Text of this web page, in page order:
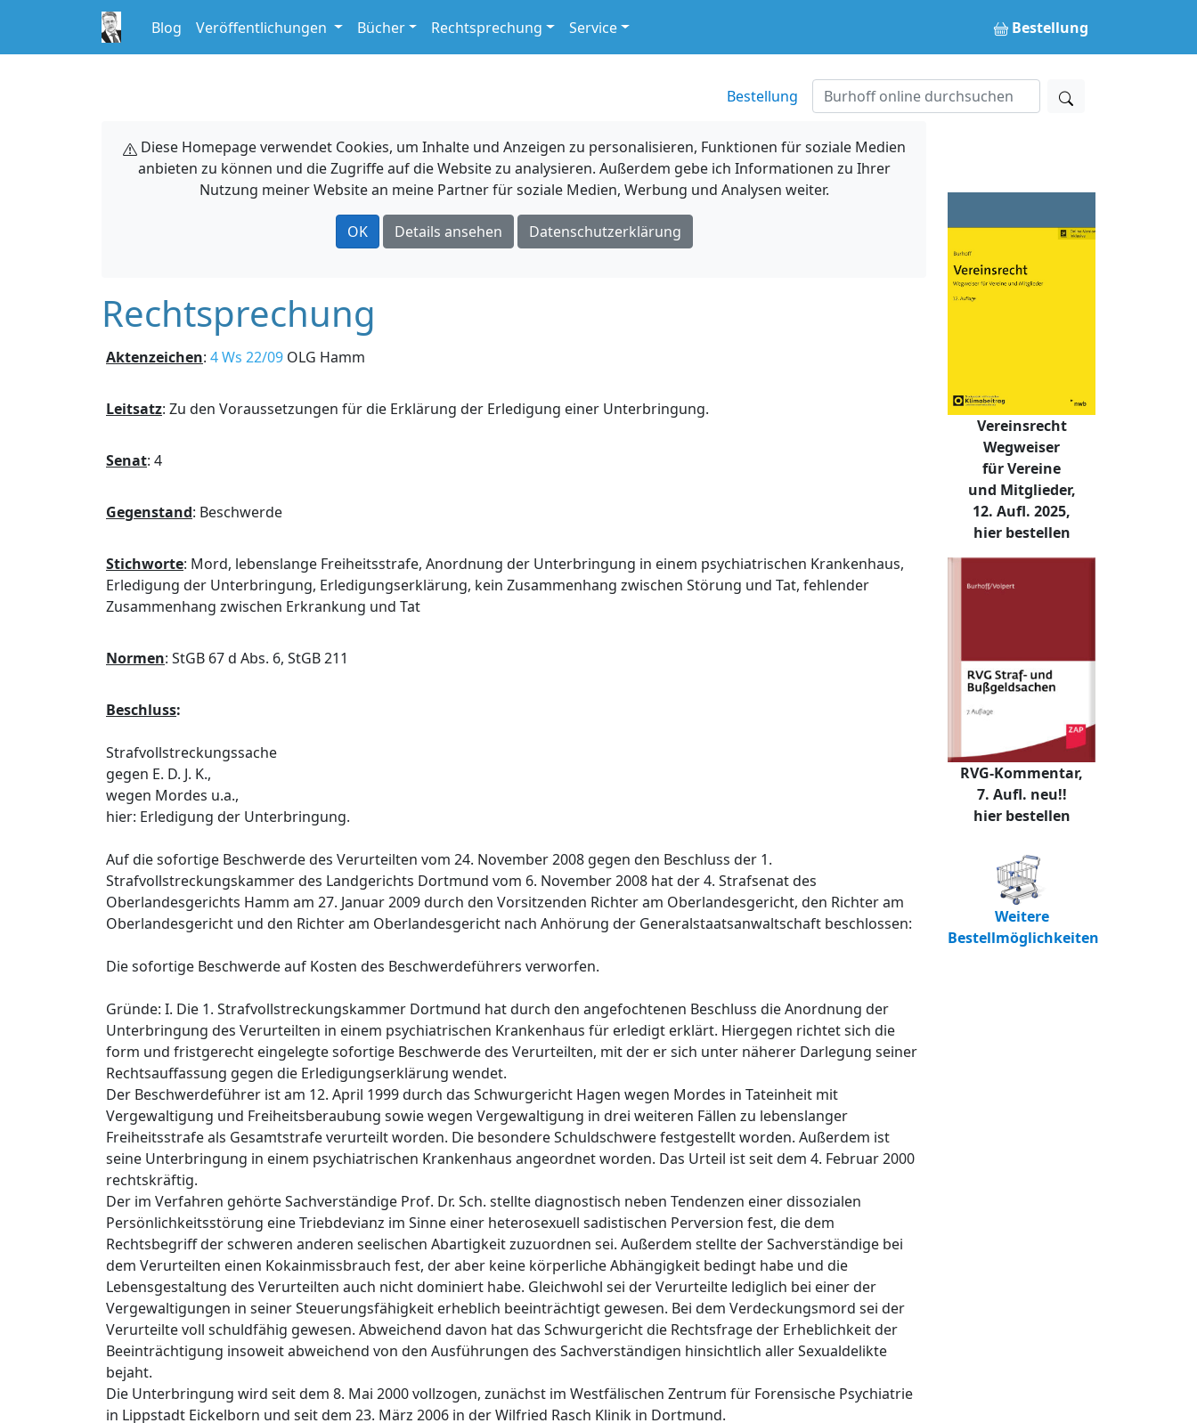
Blog Veröffentlichungen Bücher Rechtsprechung Service Bestellung
Bestellung
Diese Homepage verwendet Cookies, um Inhalte und Anzeigen zu personalisieren, Funktionen für soziale Medien
anbieten zu können und die Zugriffe auf die Website zu analysieren. Außerdem gebe ich Informationen zu Ihrer
Nutzung meiner Website an meine Partner für soziale Medien, Werbung und Analysen weiter.
OK Details ansehen Datenschutzerklärung
Rechtsprechung
Aktenzeichen: 4 Ws 22/09 OLG Hamm
Leitsatz: Zu den Voraussetzungen für die Erklärung der Erledigung einer Unterbringung.
Senat: 4
Gegenstand: Beschwerde
Stichworte: Mord, lebenslange Freiheitsstrafe, Anordnung der Unterbringung in einem psychiatrischen Krankenhaus,
Erledigung der Unterbringung, Erledigungserklärung, kein Zusammenhang zwischen Störung und Tat, fehlender
Zusammenhang zwischen Erkrankung und Tat
Normen: StGB 67 d Abs. 6, StGB 211
Beschluss:
Strafvollstreckungssache
gegen E. D. J. K.,
wegen Mordes u.a.,
hier: Erledigung der Unterbringung.
Auf die sofortige Beschwerde des Verurteilten vom 24. November 2008 gegen den Beschluss der 1.
Strafvollstreckungskammer des Landgerichts Dortmund vom 6. November 2008 hat der 4. Strafsenat des
Oberlandesgerichts Hamm am 27. Januar 2009 durch den Vorsitzenden Richter am Oberlandesgericht, den Richter am
Oberlandesgericht und den Richter am Oberlandesgericht nach Anhörung der Generalstaatsanwaltschaft beschlossen:
Die sofortige Beschwerde auf Kosten des Beschwerdeführers verworfen.
Gründe: I. Die 1. Strafvollstreckungskammer Dortmund hat durch den angefochtenen Beschluss die Anordnung der
Unterbringung des Verurteilten in einem psychiatrischen Krankenhaus für erledigt erklärt. Hiergegen richtet sich die
form und fristgerecht eingelegte sofortige Beschwerde des Verurteilten, mit der er sich unter näherer Darlegung seiner
Rechtsauffassung gegen die Erledigungserklärung wendet.
Der Beschwerdeführer ist am 12. April 1999 durch das Schwurgericht Hagen wegen Mordes in Tateinheit mit
Vergewaltigung und Freiheitsberaubung sowie wegen Vergewaltigung in drei weiteren Fällen zu lebenslanger
Freiheitsstrafe als Gesamtstrafe verurteilt worden. Die besondere Schuldschwere festgestellt worden. Außerdem ist
seine Unterbringung in einem psychiatrischen Krankenhaus angeordnet worden. Das Urteil ist seit dem 4. Februar 2000
rechtskräftig.
Der im Verfahren gehörte Sachverständige Prof. Dr. Sch. stellte diagnostisch neben Tendenzen einer dissozialen
Persönlichkeitsstörung eine Triebdevianz im Sinne einer heterosexuell sadistischen Perversion fest, die dem
Rechtsbegriff der schweren anderen seelischen Abartigkeit zuzuordnen sei. Außerdem stellte der Sachverständige bei
dem Verurteilten einen Kokainmissbrauch fest, der aber keine körperliche Abhängigkeit bedingt habe und die
Lebensgestaltung des Verurteilten auch nicht dominiert habe. Gleichwohl sei der Verurteilte lediglich bei einer der
Vergewaltigungen in seiner Steuerungsfähigkeit erheblich beeinträchtigt gewesen. Bei dem Verdeckungsmord sei der
Verurteilte voll schuldfähig gewesen. Abweichend davon hat das Schwurgericht die Rechtsfrage der Erheblichkeit der
Beeinträchtigung insoweit abweichend von den Ausführungen des Sachverständigen hinsichtlich aller Sexualdelikte
bejaht.
Die Unterbringung wird seit dem 8. Mai 2000 vollzogen, zunächst im Westfälischen Zentrum für Forensische Psychiatrie
in Lippstadt Eickelborn und seit dem 23. März 2006 in der Wilfried Rasch Klinik in Dortmund.
Vereinsrecht
Wegweiser
für Vereine
und Mitglieder,
12. Aufl. 2025,
hier bestellen
RVG-Kommentar,
7. Aufl. neu!!
hier bestellen
Weitere
Bestellmöglichkeiten